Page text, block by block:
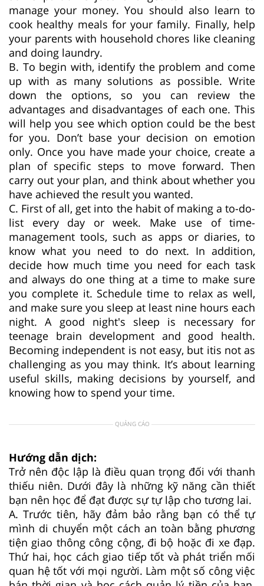
manage your money. You should also learn to
cook healthy meals for your family. Finally, help
your parents with household chores like cleaning
and doing laundry.
B. To begin with, identify the problem and come
up with as many solutions as possible. Write
down the options, so you can review the
advantages and disadvantages of each one. This
will help you see which option could be the best
for you. Don’t base your decision on emotion
only. Once you have made your choice, create a
plan of specific steps to move forward. Then
carry out your plan, and think about whether you
have achieved the result you wanted.
C. First of all, get into the habit of making a to-do-
list every day or week. Make use of time-
management tools, such as apps or diaries, to
know what you need to do next. In addition,
decide how much time you need for each task
and always do one thing at a time to make sure
you complete it. Schedule time to relax as well,
and make sure you sleep at least nine hours each
night. A good night's sleep is necessary for
teenage brain development and good health.
Becoming independent is not easy, but itis not as
challenging as you may think. It’s about learning
useful skills, making decisions by yourself, and
knowing how to spend your time.
QUẢNG CÁO
Hướng dẫn dịch:
Trở nên độc lập là điều quan trọng đối với thanh
thiếu niên. Dưới đây là những kỹ năng cần thiết
bạn nên học để đạt được sự tự lập cho tương lai.
A. Trước tiên, hãy đảm bảo rằng bạn có thể tự
mình di chuyển một cách an toàn bằng phương
tiện giao thông công cộng, đi bộ hoặc đi xe đạp.
Thứ hai, học cách giao tiếp tốt và phát triển mối
quan hệ tốt với mọi người. Làm một số công việc